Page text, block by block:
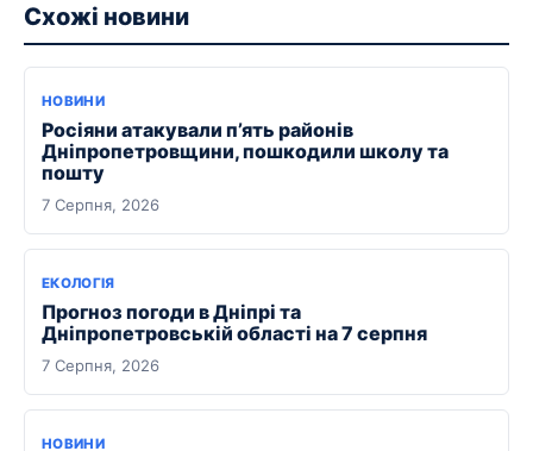
Схожі новини
НОВИНИ
Росіяни атакували п’ять районів
Дніпропетровщини, пошкодили школу та
пошту
7 Серпня, 2026
ЕКОЛОГІЯ
Прогноз погоди в Дніпрі та
Дніпропетровській області на 7 серпня
7 Серпня, 2026
НОВИНИ